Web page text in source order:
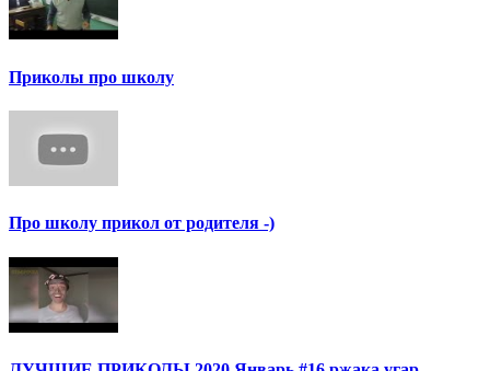
Приколы про школу
Про школу прикол от родителя -)